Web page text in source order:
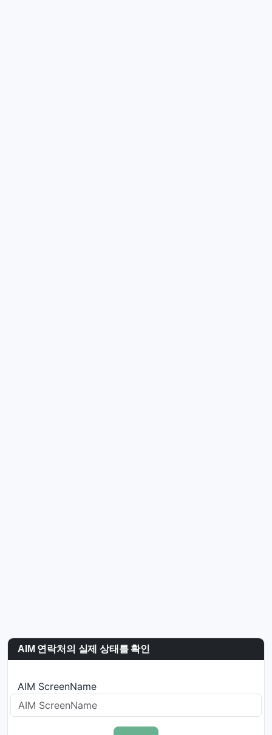
AIM 연락처의 실제 상태를 확인
AIM ScreenName